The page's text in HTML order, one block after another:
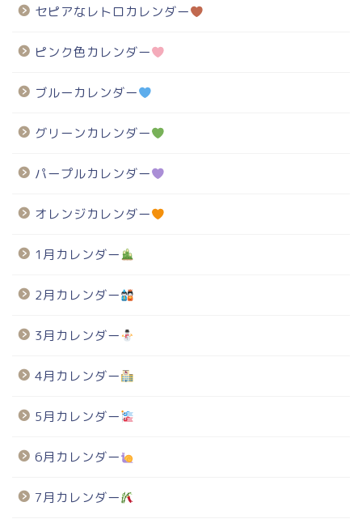
セピアなレトロカレンダー
ピンク色カレンダー
ブルーカレンダー
グリーンカレンダー
パープルカレンダー
オレンジカレンダー
1月カレンダー
2月カレンダー
3月カレンダー
4月カレンダー
5月カレンダー
6月カレンダー
7月カレンダー